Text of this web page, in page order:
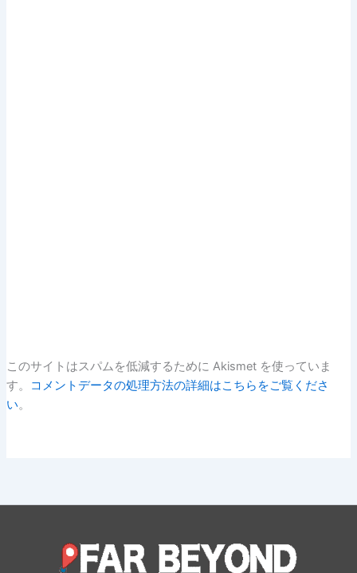
このサイトはスパムを低減するために Akismet を使っていま
す。
コメントデータの処理方法の詳細はこちらをご覧くださ
い。